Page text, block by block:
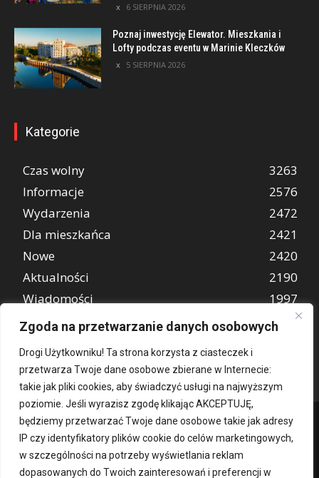
Zgoda na przetwarzanie danych osobowych
Drogi Użytkowniku! Ta strona korzysta z ciasteczek i
przetwarza Twoje dane osobowe zbierane w Internecie:
takie jak pliki cookies, aby świadczyć usługi na najwyższym
poziomie. Jeśli wyrazisz zgodę klikając AKCEPTUJĘ,
będziemy przetwarzać Twoje dane osobowe takie jak adresy
IP czy identyfikatory plików cookie do celów marketingowych,
w szczególności na potrzeby wyświetlania reklam
dopasowanych do Twoich zainteresowań i preferencji w
6 SIERPNIA 2026
Poznaj inwestycję Elewator. Mieszkania i
Lofty podczas eventu w Marinie Kleczków
5 SIERPNIA 2026
Kategorie
Czas wolny
3263
Informacje
2576
Wydarzenia
2472
Dla mieszkańca
2421
Nowe
2420
Aktualności
2190
Wiadomości
1997
REKLAMA
849